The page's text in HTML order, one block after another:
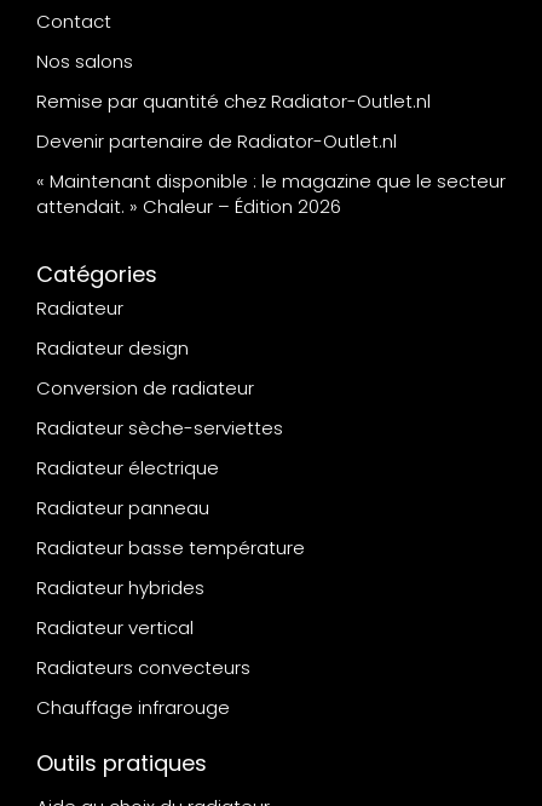
Contact
Nos salons
Remise par quantité chez Radiator-Outlet.nl
Devenir partenaire de Radiator-Outlet.nl
« Maintenant disponible : le magazine que le secteur
attendait. » Chaleur – Édition 2026
Catégories
Radiateur
Radiateur design
Conversion de radiateur
Radiateur sèche-serviettes
Radiateur électrique
Radiateur panneau
Radiateur basse température
Radiateur hybrides
Radiateur vertical
Radiateurs convecteurs
Chauffage infrarouge
Outils pratiques